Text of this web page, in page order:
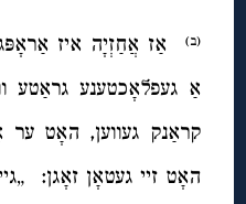
(ב)
אַז אֲחַזְיָה איז
אַ געפלאָכטענע גראַטע
קראַנק געווען, האָט ער
האָט זיי געטאָן זאָגן: